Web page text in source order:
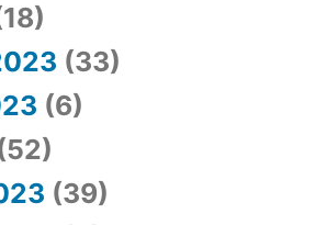
(33)
(6)
(39)